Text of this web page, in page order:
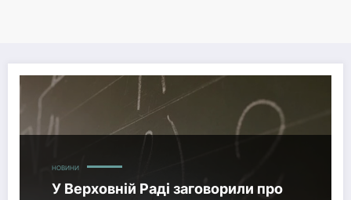
У Верховній Раді заговорили про історичне підвищення зарплат для
НОВИНИ
У Верховній Раді заговорили про